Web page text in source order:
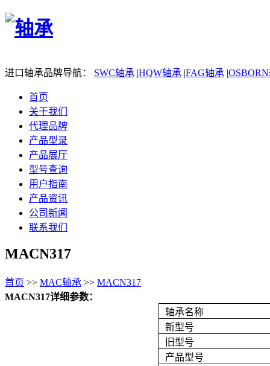
进口轴承品牌导航： SWC轴承 |HQW轴承 |FAG轴承 |
首页
关于我们
代理品牌
产品型录
产品展厅
型号查询
用户指南
产品资讯
公司新闻
联系我们
MACN317
首页 >> MAC轴承 >> MACN317
MACN317详细参数：
轴承名称
新型号
旧型号
产品型号